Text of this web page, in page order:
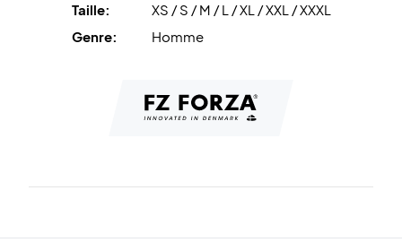
Taille:
XS / S / M / L / XL / XXL / XXXL
Genre:
Homme